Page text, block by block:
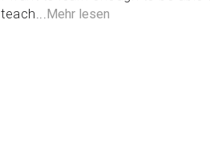
teach... Mehr lesen